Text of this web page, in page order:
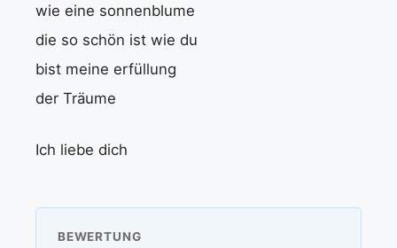
wie eine sonnenblume
die so schön ist wie du
bist meine erfüllung
der Träume
Ich liebe dich
BEWERTUNG